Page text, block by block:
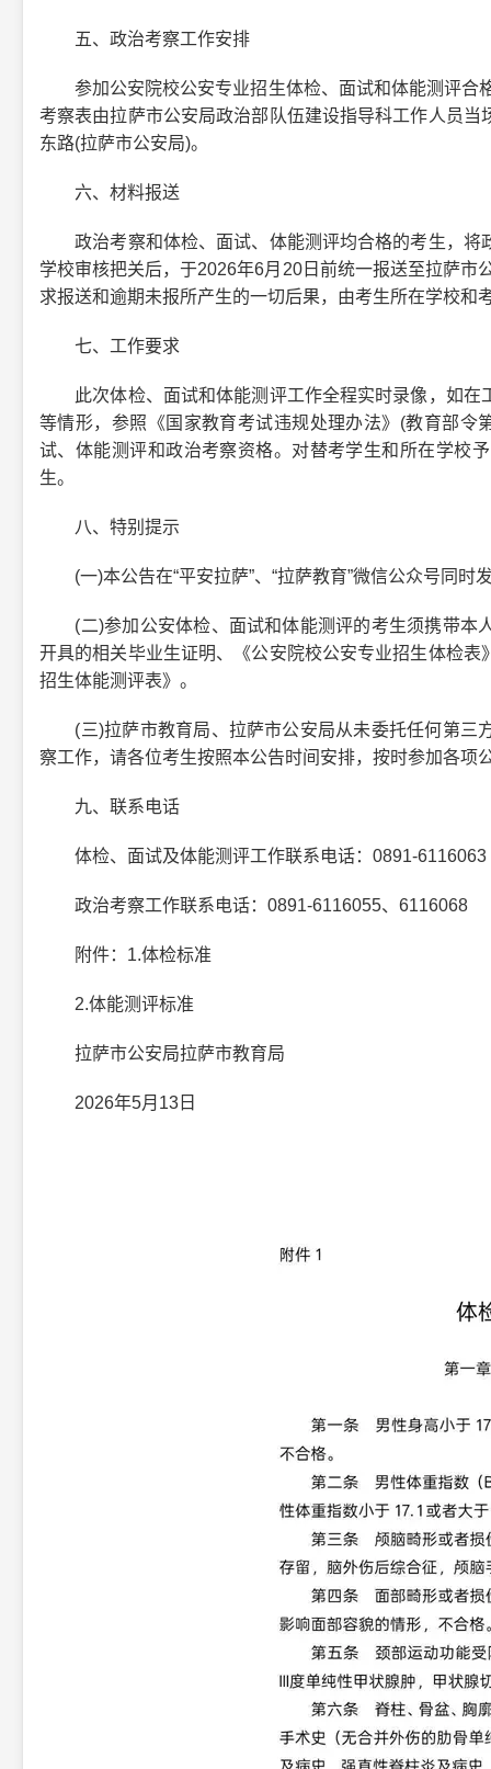
五、政治考察工作安排
参加公安院校公安专业招生体检、面试和体能测评合
考察表由拉萨市公安局政治部队伍建设指导科工作人员
东路(拉萨市公安局)。
六、材料报送
政治考察和体检、面试、体能测评均合格的考生，将
学校审核把关后，于2026年6月20日前统一报送至拉萨
求报送和逾期未报所产生的一切后果，由考生所在学校和
七、工作要求
此次体检、面试和体能测评工作全程实时录像，如在
等情形，参照《国家教育考试违规处理办法》(教育部
试、体能测评和政治考察资格。对替考学生和所在学校
生。
八、特别提示
(一)本公告在“平安拉萨”、“拉萨教育”微信公众号同时
(二)参加公安体检、面试和体能测评的考生须携带本
开具的相关毕业生证明、《公安院校公安专业招生体检
招生体能测评表》。
(三)拉萨市教育局、拉萨市公安局从未委托任何第三
察工作，请各位考生按照本公告时间安排，按时参加各项
九、联系电话
体检、面试及体能测评工作联系电话：0891-6116063
政治考察工作联系电话：0891-6116055、6116068
附件：1.体检标准
2.体能测评标准
拉萨市公安局拉萨市教育局
2026年5月13日